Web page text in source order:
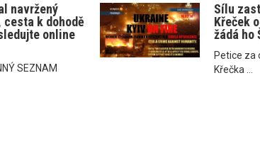
navržený
cesta k dohodě
online
SEZNAM
Sílu
Křeček
žádá ho
Petice za
Křečka ...